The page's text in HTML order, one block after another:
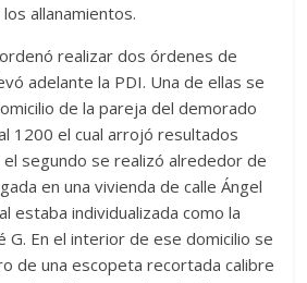
allanamientos.
realizar dos órdenes de
adelante la PDI. Una de ellas se
de la pareja del demorado
1200 el cual arrojó resultados
segundo se realizó alrededor de
en una vivienda de calle Ángel
estaba individualizada como la
G. En el interior de ese domicilio se
de una escopeta recortada calibre